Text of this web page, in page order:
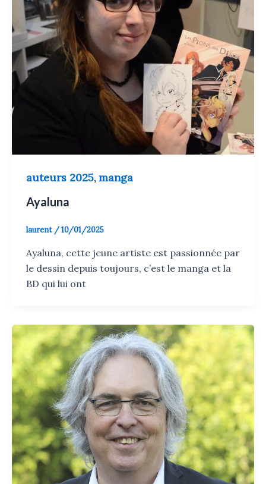
auteurs 2025, manga
Ayaluna
laurent /10/01/2025
Ayaluna, cette jeune artiste est passionnée par
le dessin depuis toujours, c’est le manga et la
BD qui lui ont